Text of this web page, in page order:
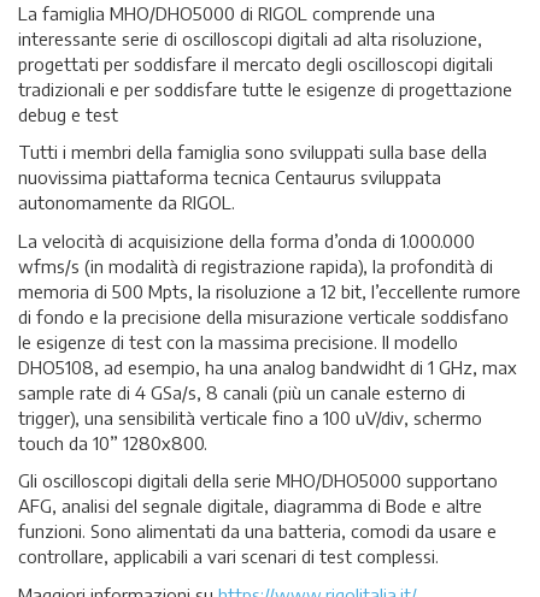
La famiglia MHO/DHO5000 di RIGOL comprende una
interessante serie di oscilloscopi digitali ad alta risoluzione,
progettati per soddisfare il mercato degli oscilloscopi digitali
tradizionali e per soddisfare tutte le esigenze di progettazione
debug e test
Tutti i membri della famiglia sono sviluppati sulla base della
nuovissima piattaforma tecnica Centaurus sviluppata
autonomamente da RIGOL.
La velocità di acquisizione della forma d’onda di 1.000.000
wfms/s (in modalità di registrazione rapida), la profondità di
memoria di 500 Mpts, la risoluzione a 12 bit, l’eccellente rumore
di fondo e la precisione della misurazione verticale soddisfano
le esigenze di test con la massima precisione. Il modello
DHO5108, ad esempio, ha una analog bandwidht di 1 GHz, max
sample rate di 4 GSa/s, 8 canali (più un canale esterno di
trigger), una sensibilità verticale fino a 100 uV/div, schermo
touch da 10” 1280x800.
Gli oscilloscopi digitali della serie MHO/DHO5000 supportano
AFG, analisi del segnale digitale, diagramma di Bode e altre
funzioni. Sono alimentati da una batteria, comodi da usare e
controllare, applicabili a vari scenari di test complessi.